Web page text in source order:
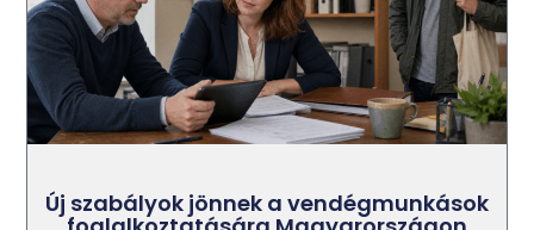
Új szabályok jönnek a vendégmunkások